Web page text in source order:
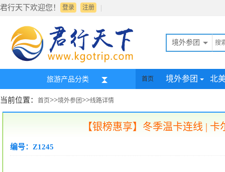
君行天下欢迎您！ 登录 |
注册
境外参团
旅游产品分类 首页 境外参团 北
当前位置： 首页>>境外参团>>线路详情
【银榜惠享】冬季温卡连线 |
编号：Z1245